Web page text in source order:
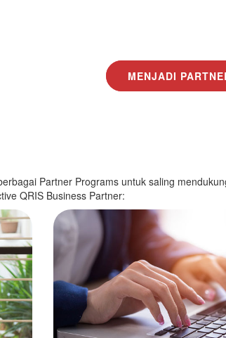
MENJADI
Partner Programs untuk saling
QRIS Business Partner: